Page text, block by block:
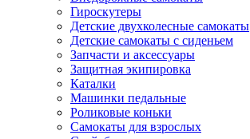
Гироскутеры
Детские двухколесные самокаты
Детские самокаты с сиденьем
Запчасти и аксессуары
Защитная экипировка
Каталки
Машинки педальные
Роликовые коньки
Самокаты для взрослых